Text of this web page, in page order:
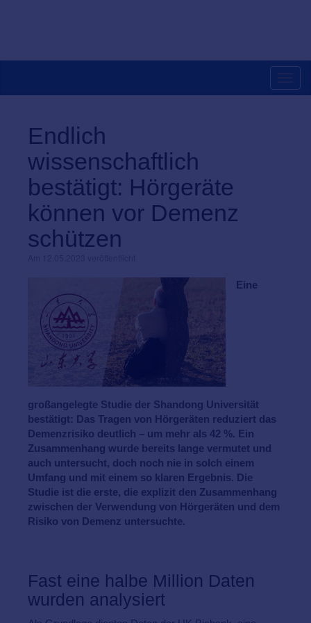
Endlich
wissenschaftlich
bestätigt: Hörgeräte
können vor Demenz
schützen
Eine
großangelegte Studie der Shandong Universität
bestätigt: Das Tragen von Hörgeräten reduziert das
Demenzrisiko deutlich – um mehr als 42 %. Ein
Zusammenhang wurde bereits lange vermutet und
auch untersucht, doch noch nie in solch einem
Umfang und mit einem so klaren Ergebnis. Die
Studie ist die erste, die explizit den Zusammenhang
zwischen der Verwendung von Hörgeräten und dem
Risiko von Demenz untersuchte.
Fast eine halbe Million Daten
wurden analysiert